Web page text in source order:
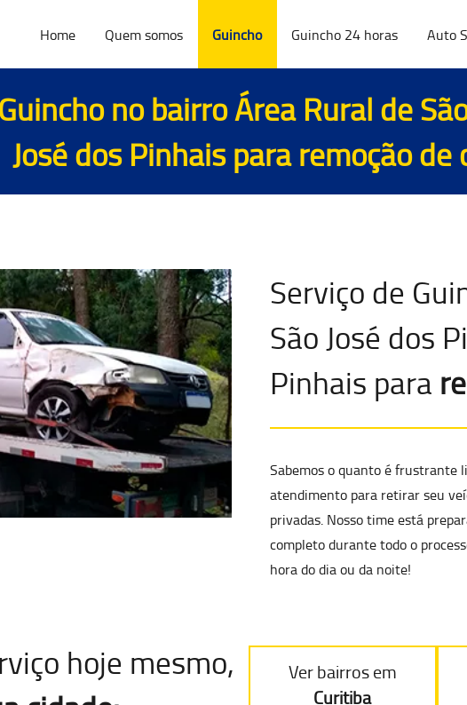
Home Quem somos Guincho Guincho 24 horas Auto
no bairro Área Rural de
José dos Pinhais pararemoção de
Serviço de
São José dos
Pinhais para
Sabemos o quanto é frustrante
atendimento para retirar seu
privadas. Nosso time está
completodurante todo o
hora do dia ou da noite!
hoje mesmo,
Ver bairros em
Curitiba